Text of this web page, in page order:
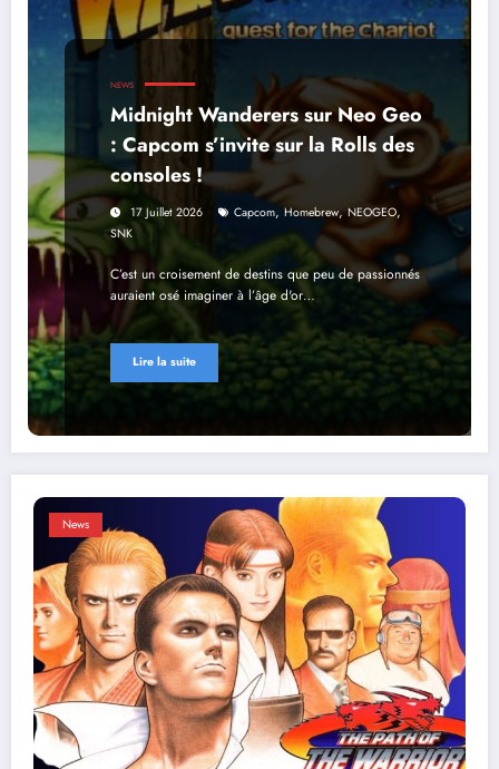
NEWS
Midnight Wanderers sur Neo Geo
: Capcom s’invite sur la Rolls des
consoles !
17 Juillet 2026 Capcom,Homebrew,NEOGEO,
SNK
C’est un croisement de destins que peu de passionnés
auraient osé imaginer à l’âge d'or…
Lire la suite
News